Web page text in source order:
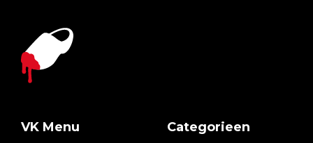
VK Menu Categorieen